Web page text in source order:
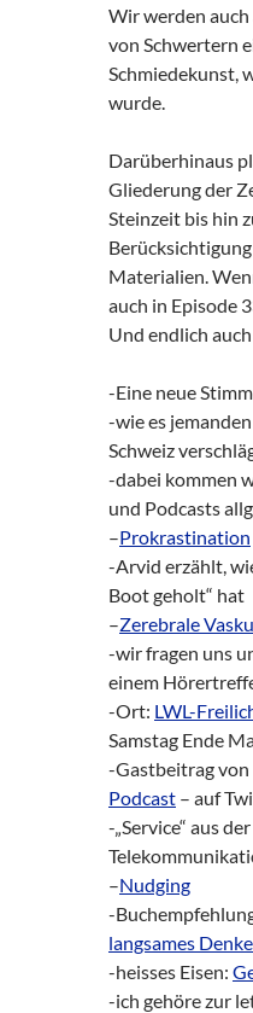
Wir werden
von Schwertern
Schmiedekunst,
wurde.
Darüberhinaus
Gliederung der
Steinzeit bis hin
Materialien.
auch in Episode
Und endlich
-Eine neue
-wie es
Schweiz
-dabei kommen
und Podcasts
–Prokrastination
-Arvid erzählt,
Boot geholt“ hat
–Zerebrale
-wir fragen uns
einem
-Ort: LWL-
Samstag Ende
-Gastbeitrag
Podcast – auf
-„Service“ aus
–Nudging
-
langsames
-heisses Eisen:
-ich gehöre zur